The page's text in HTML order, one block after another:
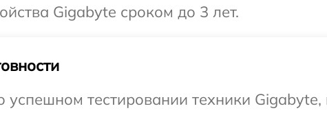
Gigabyte сроком до 3 лет.
тестировании техники Gigabyte,